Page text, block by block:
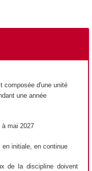
composée d'une unité
une année
à mai 2027
en initiale, en continue
de la discipline doivent